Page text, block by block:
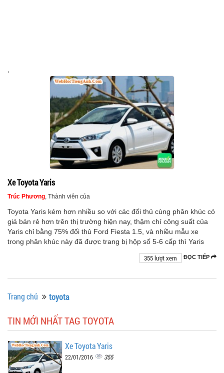
.
Xe Toyota Yaris
Trúc Phương , Thành viên của
Toyota Yaris kém hơn nhiều so với các đối thủ cùng phân khúc có
giá bán rẻ hơn trên thị trường hiện nay, thậm chí công suất của
Yaris chỉ bằng 75% đối thủ Ford Fiesta 1.5, và nhiều mẫu xe
trong phân khúc này đã được trang bị hộp số 5-6 cấp thì Yaris
ĐỌC TIẾP
355 lượt xem
Trang chủ toyota
TIN MỚI NHẤT TAG TOYOTA
Xe Toyota Yaris
22/01/2016 355